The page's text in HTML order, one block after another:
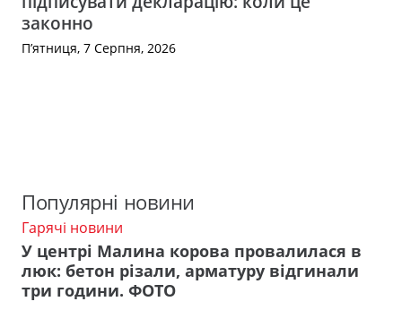
законно
П’ятниця, 7 Серпня, 2026
Популярні новини
Гарячі новини
У центрі Малина корова провалилася в
люк: бетон різали, арматуру відгинали
три години. ФОТО